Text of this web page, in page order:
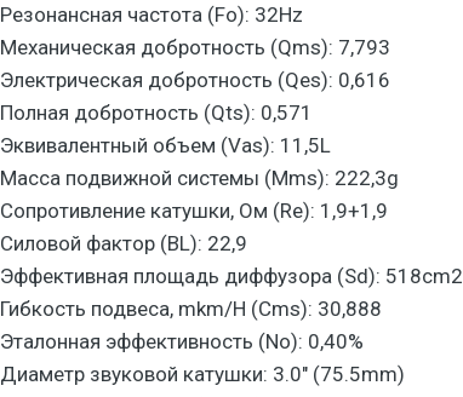
Резонансная частота (Fo): 32Hz
Механическая добротность (Qms): 7,793
Электрическая добротность (Qes): 0,616
Полная добротность (Qts): 0,571
Эквивалентный объем (Vas): 11,5L
Масса подвижной системы (Mms): 222,3g
Сопротивление катушки, Ом (Re): 1,9+1,9
Силовой фактор (BL): 22,9
Эффективная площадь диффузора (Sd): 518cm2
Гибкость подвеса, mkm/H (Cms): 30,888
Эталонная эффективность (No): 0,40%
Диаметр звуковой катушки: 3.0" (75.5mm)